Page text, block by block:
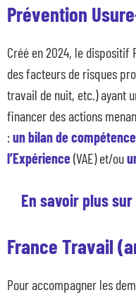
Prévention
Créé en 2024, le dispositif
des facteurs de risques
travail de nuit, etc.) ayant
financer des actions
:un bilan de
l’Expérience(VAE) et/ou
En savoir plus sur
France Travail
Pour accompagner les